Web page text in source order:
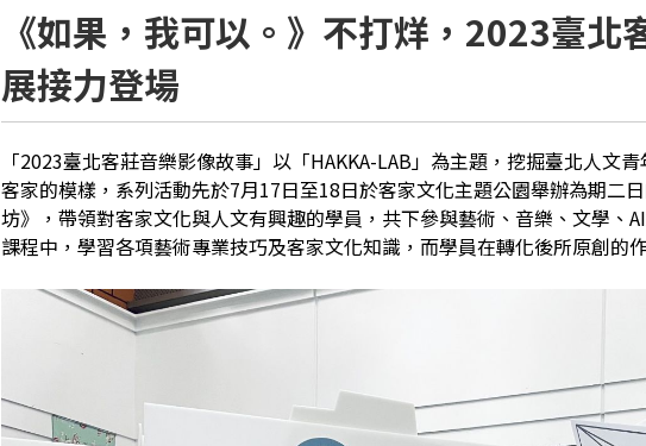
《如果，我可以。》不打烊，2023臺北
展接力登場
「2023臺北客莊音樂影像故事」以「HAKKA-LAB」為主題，挖掘臺北人文
客家的模樣，系列活動先於7月17日至18日於客家文化主題公園舉辦為期
坊》，帶領對客家文化與人文有興趣的學員，共下參與藝術、音樂、文學、
課程中，學習各項藝術專業技巧及客家文化知識，而學員在轉化後所原創的